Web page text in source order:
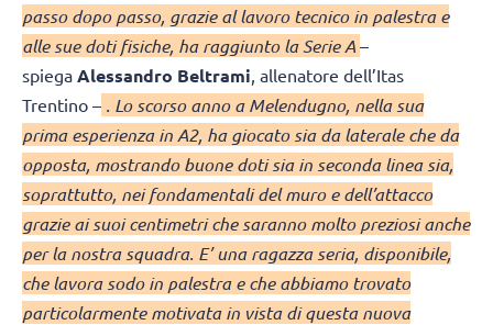
passo dopo passo, grazie al lavoro tecnico in palestra e
alle sue doti fisiche, ha raggiunto la Serie A –
spiega Alessandro Beltrami , allenatore dell’Itas
Trentino – . Lo scorso anno a Melendugno, nella sua
prima esperienza in A2, ha giocato sia da laterale che da
opposta, mostrando buone doti sia in seconda linea sia,
soprattutto, nei fondamentali del muro e dell’attacco
grazie ai suoi centimetri che saranno molto preziosi anche
per la nostra squadra. E’ una ragazza seria, disponibile,
che lavora sodo in palestra e che abbiamo trovato
particolarmente motivata in vista di questa nuova